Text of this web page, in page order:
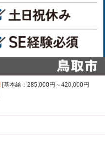
基本給：285,000円～420,000円